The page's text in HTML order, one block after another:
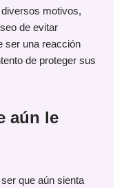
motivos,
de evitar
ser una reacción
de proteger sus
aún le
que aún sienta